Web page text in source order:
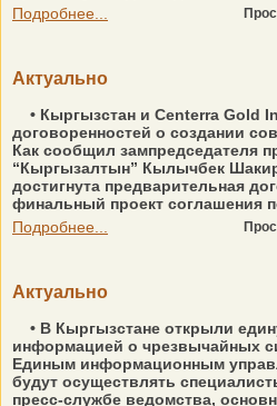
Подробнее...
Актуально
• Кыргызстан и Centerra Gold
договоренностей о создании
Как сообщил зампредседателя
“Кыргызалтын” Кылычбек
достигнута предварительная
финальный проект соглашения
Подробнее...
Актуально
• В Кыргызстане открыли
информацией о чрезвычайных
Единым информационным
будут осуществлять
пресс-службе ведомства,